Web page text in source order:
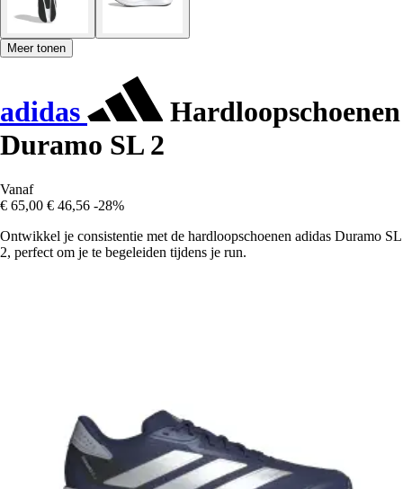
Meer tonen
adidas
Hardloopschoenen
Duramo SL 2
Vanaf
€ 65,00 € 46,56 -28%
Ontwikkel je consistentie met de hardloopschoenen adidas Duramo SL
2, perfect om je te begeleiden tijdens je run.